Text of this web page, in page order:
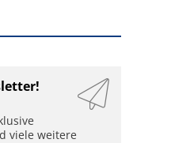
viele weitere